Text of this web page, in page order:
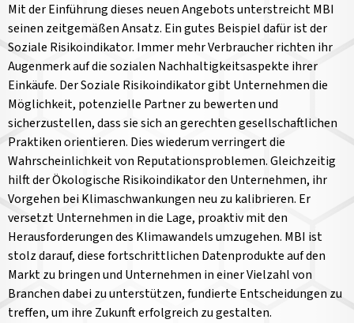
Mit der Einführung dieses neuen Angebots unterstreicht MBI
seinen zeitgemäßen Ansatz. Ein gutes Beispiel dafür ist der
Soziale Risikoindikator. Immer mehr Verbraucher richten ihr
Augenmerk auf die sozialen Nachhaltigkeitsaspekte ihrer
Einkäufe. Der Soziale Risikoindikator gibt Unternehmen die
Möglichkeit, potenzielle Partner zu bewerten und
sicherzustellen, dass sie sich an gerechten gesellschaftlichen
Praktiken orientieren. Dies wiederum verringert die
Wahrscheinlichkeit von Reputationsproblemen. Gleichzeitig
hilft der Ökologische Risikoindikator den Unternehmen, ihr
Vorgehen bei Klimaschwankungen neu zu kalibrieren. Er
versetzt Unternehmen in die Lage, proaktiv mit den
Herausforderungen des Klimawandels umzugehen. MBI ist
stolz darauf, diese fortschrittlichen Datenprodukte auf den
Markt zu bringen und Unternehmen in einer Vielzahl von
Branchen dabei zu unterstützen, fundierte Entscheidungen zu
treffen, um ihre Zukunft erfolgreich zu gestalten.